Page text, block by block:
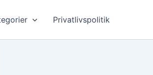
Privatlivspolitik